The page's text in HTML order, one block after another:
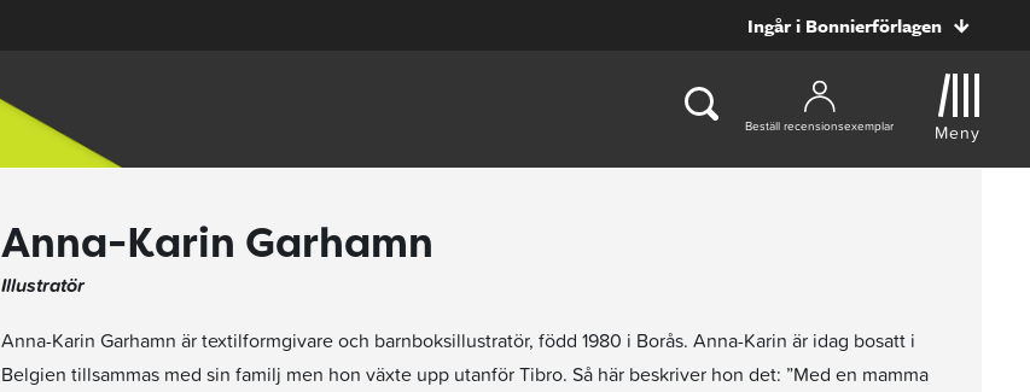
Ingår i Bonnierförlagen
Beställ recensionsexemplar Meny
Anna-Karin Garhamn
Illustratör
Anna-Karin Garhamn är textilformgivare och barnboksillustratör, född 1980 i Borås. Anna-Karin är idag bosatt i
Belgien tillsammas med sin familj men hon växte upp utanför Tibro. Så här beskriver hon det: ”Med en mamma